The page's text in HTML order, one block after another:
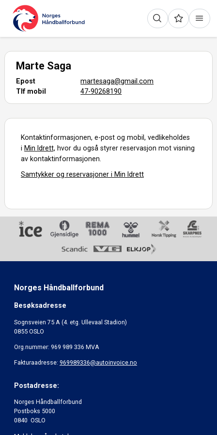
Marte Saga
Epost
martesaga@gmail.com
Tlf mobil
47-90268190
Kontaktinformasjonen, e-post og mobil, vedlikeholdes
i Min Idrett, hvor du også styrer reservasjon mot visning
av kontaktinformasjonen.
Samtykker og reservasjoner i Min Idrett
Norges Håndballforbund
Besøksadresse
Sognsveien 75 A (4. etg. Ullevaal Stadion)
0855 OSLO
Org.nummer: 969 989 336 MVA
Fakturaadresse: 969989336@autoinvoice.no
Postadresse:
Norges Håndballforbund
Postboks 5000
0840 OSLO